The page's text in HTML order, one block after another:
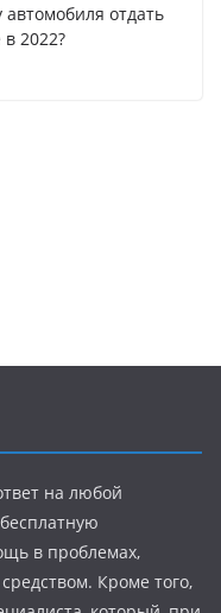
автомобиля отдать
2022?
на любой
в проблемах,
Кроме того,